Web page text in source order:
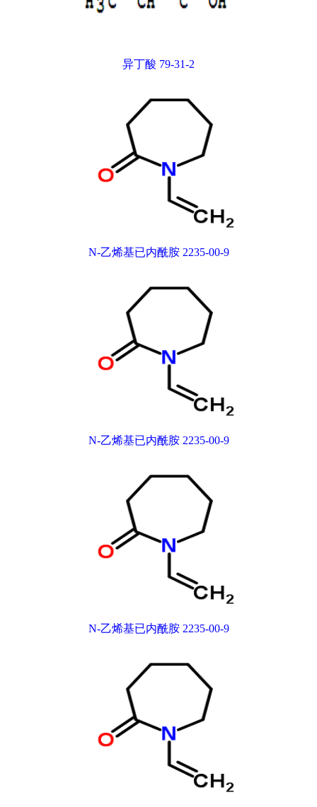
异丁酸 79-31-2
N-乙烯基已内酰胺 2235-00-9
N-乙烯基已内酰胺 2235-00-9
N-乙烯基已内酰胺 2235-00-9